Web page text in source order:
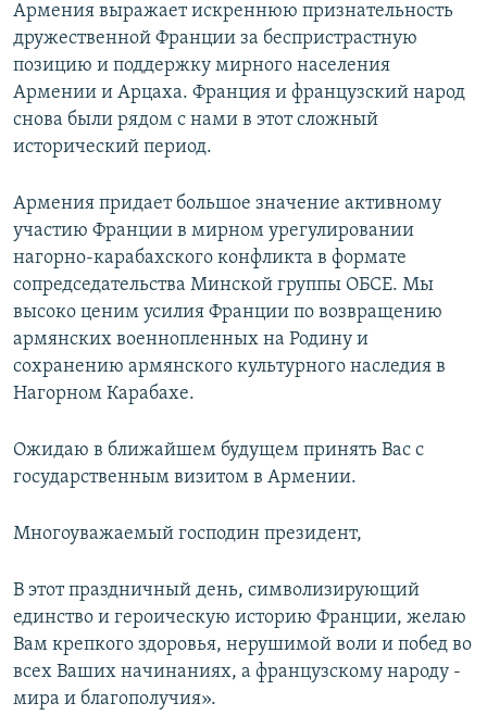
Армения выражает искреннюю признательность
дружественной Франции за беспристрастную
позицию и поддержку мирного населения
Армении и Арцаха. Франция и французский народ
снова были рядом с нами в этот сложный
исторический период.
Армения придает большое значение активному
участию Франции в мирном урегулировании
нагорно-карабахского конфликта в формате
сопредседательства Минской группы ОБСЕ. Мы
высоко ценим усилия Франции по возвращению
армянских военнопленных на Родину и
сохранению армянского культурного наследия в
Нагорном Карабахе.
Ожидаю в ближайшем будущем принять Вас с
государственным визитом в Армении.
Многоуважаемый господин президент,
В этот праздничный день, символизирующий
единство и героическую историю Франции, желаю
Вам крепкого здоровья, нерушимой воли и побед во
всех Ваших начинаниях, а французскому народу -
мира и благополучия».